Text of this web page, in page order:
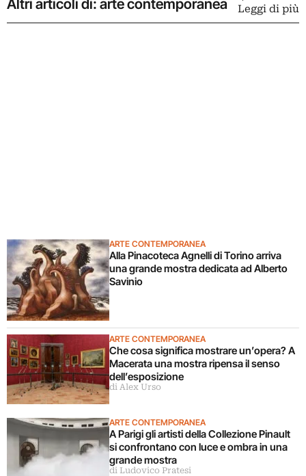
Altri articoli di: arte contemporanea Leggi di più
ARTE CONTEMPORANEA
Alla Pinacoteca Agnelli di Torino arriva
una grande mostra dedicata ad Alberto
Savinio
ARTE CONTEMPORANEA
Che cosa significa mostrare un’opera? A
Macerata una mostra ripensa il senso
dell’esposizione
di Alex Urso
ARTE CONTEMPORANEA
A Parigi gli artisti della Collezione Pinault
si confrontano con luce e ombra in una
grande mostra
di Ludovico Pratesi